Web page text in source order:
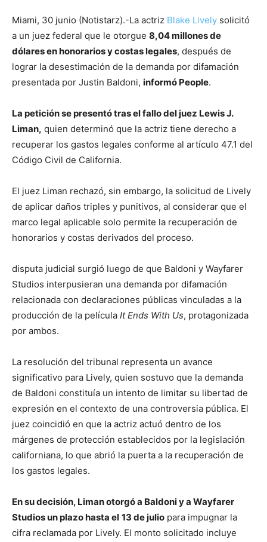
Miami, 30 junio (Notistarz).-La actriz Blake Lively solicitó
a un juez federal que le otorgue 8,04 millones de
dólares en honorarios y costas legales, después de
lograr la desestimación de la demanda por difamación
presentada por Justin Baldoni, informó People.
La petición se presentó tras el fallo del juez Lewis J.
Liman, quien determinó que la actriz tiene derecho a
recuperar los gastos legales conforme al artículo 47.1 del
Código Civil de California.
El juez Liman rechazó, sin embargo, la solicitud de Lively
de aplicar daños triples y punitivos, al considerar que el
marco legal aplicable solo permite la recuperación de
honorarios y costas derivados del proceso.
disputa judicial surgió luego de que Baldoni y Wayfarer
Studios interpusieran una demanda por difamación
relacionada con declaraciones públicas vinculadas a la
producción de la película It Ends With Us, protagonizada
por ambos.
La resolución del tribunal representa un avance
significativo para Lively, quien sostuvo que la demanda
de Baldoni constituía un intento de limitar su libertad de
expresión en el contexto de una controversia pública. El
juez coincidió en que la actriz actuó dentro de los
márgenes de protección establecidos por la legislación
californiana, lo que abrió la puerta a la recuperación de
los gastos legales.
En su decisión, Liman otorgó a Baldoni y a Wayfarer
Studios un plazo hasta el 13 de julio para impugnar la
cifra reclamada por Lively. El monto solicitado incluye